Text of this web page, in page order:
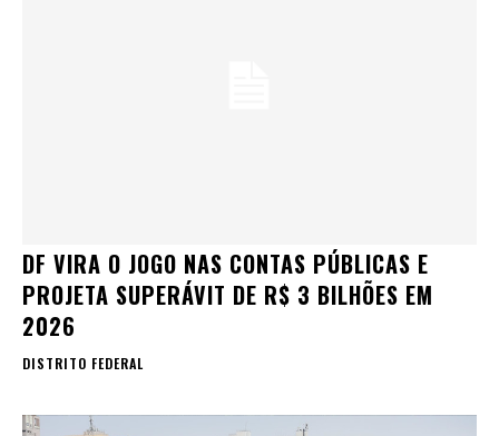
DF VIRA O JOGO NAS CONTAS PÚBLICAS E
PROJETA SUPERÁVIT DE R$ 3 BILHÕES EM
2026
DISTRITO FEDERAL